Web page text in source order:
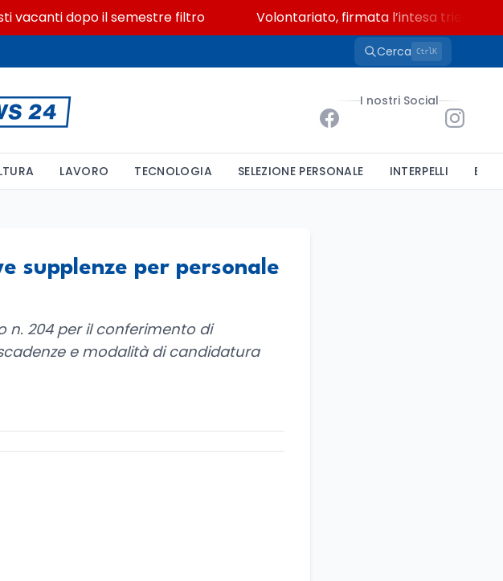
dopo il semestre filtro Volontariato, firmata l’intesa triennale tra
Cerca CtrlK
I nostri Social
LAVORO TECNOLOGIA SELEZIONE PERSONALE INTERPELLI
supplenze per personale
n. 204 per il conferimento di
e modalità di candidatura